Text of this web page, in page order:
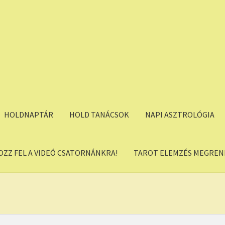
HOLDNAPTÁR HOLD TANÁCSOK NAPI ASZTROLÓGIA
FEL A VIDEÓ CSATORNÁNKRA! TAROT ELEMZÉS